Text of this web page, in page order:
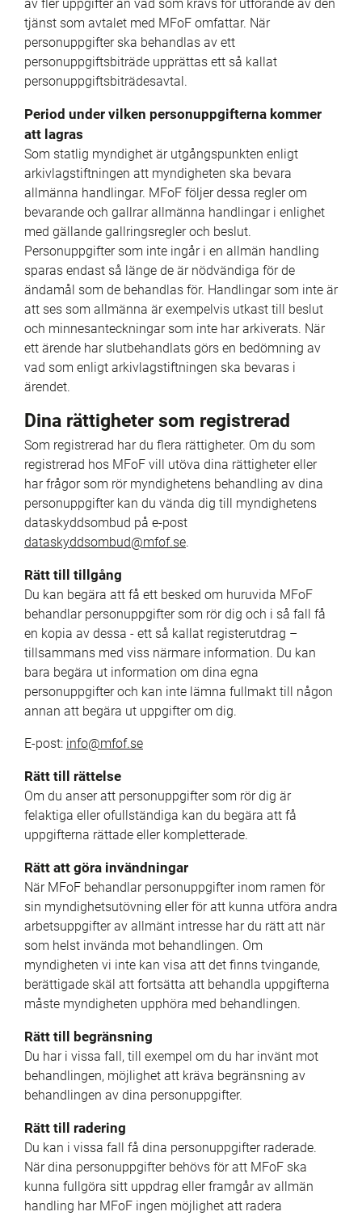
av fler uppgifter än vad som krävs för utförande av den
tjänst som avtalet med MFoF omfattar. När
personuppgifter ska behandlas av ett
personuppgiftsbiträde upprättas ett så kallat
personuppgiftsbiträdesavtal.
Period under vilken personuppgifterna kommer
att lagras
Som statlig myndighet är utgångspunkten enligt
arkivlagstiftningen att myndigheten ska bevara
allmänna handlingar. MFoF följer dessa regler om
bevarande och gallrar allmänna handlingar i enlighet
med gällande gallringsregler och beslut.
Personuppgifter som inte ingår i en allmän handling
sparas endast så länge de är nödvändiga för de
ändamål som de behandlas för. Handlingar som inte är
att ses som allmänna är exempelvis utkast till beslut
och minnesanteckningar som inte har arkiverats. När
ett ärende har slutbehandlats görs en bedömning av
vad som enligt arkivlagstiftningen ska bevaras i
ärendet.
Dina rättigheter som registrerad
Som registrerad har du flera rättigheter. Om du som
registrerad hos MFoF vill utöva dina rättigheter eller
har frågor som rör myndighetens behandling av dina
personuppgifter kan du vända dig till myndighetens
dataskyddsombud@mfof.se.
Rätt till tillgång
Du kan begära att få ett besked om huruvida MFoF
behandlar personuppgifter som rör dig och i så fall få
en kopia av dessa - ett så kallat registerutdrag –
tillsammans med viss närmare information. Du kan
bara begära ut information om dina egna
personuppgifter och kan inte lämna fullmakt till någon
annan att begära ut uppgifter om dig.
E-post: info@mfof.se
Rätt till rättelse
Om du anser att personuppgifter som rör dig är
felaktiga eller ofullständiga kan du begära att få
uppgifterna rättade eller kompletterade.
Rätt att göra invändningar
När MFoF behandlar personuppgifter inom ramen för
sin myndighetsutövning eller för att kunna utföra andra
arbetsuppgifter av allmänt intresse har du rätt att när
som helst invända mot behandlingen. Om
myndigheten vi inte kan visa att det finns tvingande,
berättigade skäl att fortsätta att behandla uppgifterna
måste myndigheten upphöra med behandlingen.
Rätt till begränsning
Du har i vissa fall, till exempel om du har invänt mot
behandlingen, möjlighet att kräva begränsning av
behandlingen av dina personuppgifter.
Rätt till radering
Du kan i vissa fall få dina personuppgifter raderade.
När dina personuppgifter behövs för att MFoF ska
kunna fullgöra sitt uppdrag eller framgår av allmän
handling har MFoF ingen möjlighet att radera